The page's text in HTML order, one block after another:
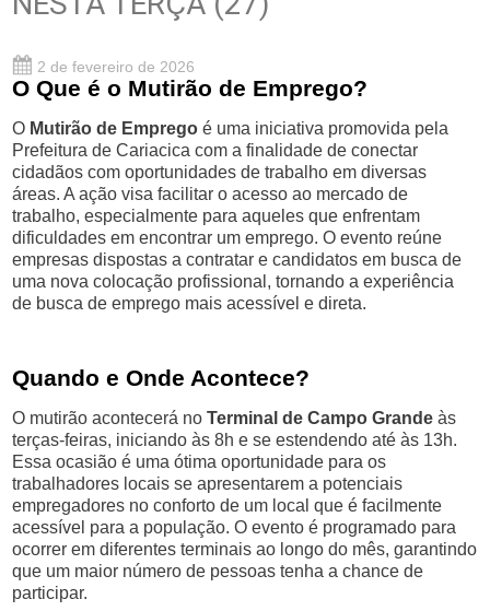
2 de fevereiro de 2026
O Que é o Mutirão de Emprego?
O Mutirão de Emprego é uma iniciativa promovida pela
Prefeitura de Cariacica com a finalidade de conectar
cidadãos com oportunidades de trabalho em diversas
áreas. A ação visa facilitar o acesso ao mercado de
trabalho, especialmente para aqueles que enfrentam
dificuldades em encontrar um emprego. O evento reúne
empresas dispostas a contratar e candidatos em busca de
uma nova colocação profissional, tornando a experiência
de busca de emprego mais acessível e direta.
Quando e Onde Acontece?
O mutirão acontecerá noTerminal de Campo Grande às
terças-feiras, iniciando às 8h e se estendendo até às 13h.
Essa ocasião é uma ótima oportunidade para os
trabalhadores locais se apresentarem a potenciais
empregadores no conforto de um local que é facilmente
acessível para a população. O evento é programado para
ocorrer em diferentes terminais ao longo do mês, garantindo
que um maior número de pessoas tenha a chance de
participar.